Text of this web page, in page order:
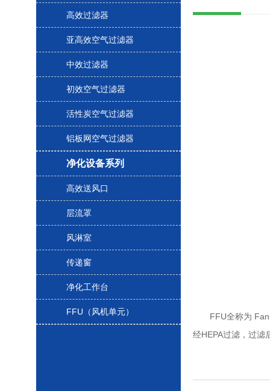
高效过滤器
亚高效空气过滤器
中效过滤器
初效空气过滤器
活性炭空气过滤器
铝板网空气过滤器
净化设备系列
高效送风口
层流罩
风淋室
传递窗
净化工作台
FFU（风机单元）
FFU全称为 Fan
经HEPA过滤，过滤